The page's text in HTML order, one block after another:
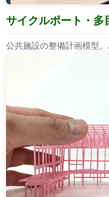
サイクルポート・多
公共施設の整備計画模型